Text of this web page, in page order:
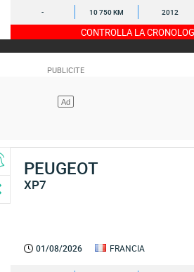
- 10 750 KM 2012
CONTROLLA LA
PEUGEOT
XP7
01/08/2026 FRANCIA